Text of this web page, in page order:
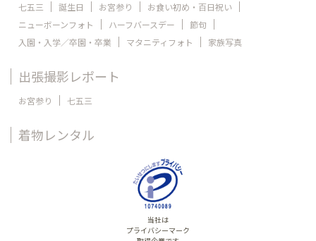
七五三 誕生日 お宮参り
お食い初め・百日祝い
ニューボーンフォト
ハーフバースデー
節句
入園・入学／卒園・卒業
マタニティフォト 家族写真
出張撮影レポート
お宮参り 七五三
着物レンタル
当社は
プライバシーマーク